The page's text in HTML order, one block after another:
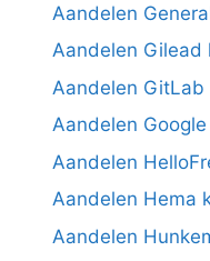
Aandelen
Aandelen Gilead
Aandelen GitLab
Aandelen
Aandelen
Aandelen Hema
Aandelen